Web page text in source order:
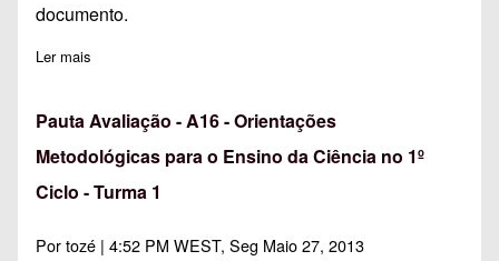
documento.
Ler mais
Pauta Avaliação - A16 - Orientações
Metodológicas para o Ensino da Ciência no 1º
Ciclo - Turma 1
Portozé | 4:52 PM WEST, Seg Maio 27, 2013